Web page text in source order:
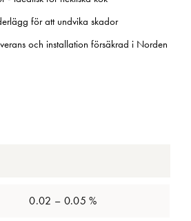
för att undvika skador
och installation försäkrad i Norden
0.02 – 0.05 %